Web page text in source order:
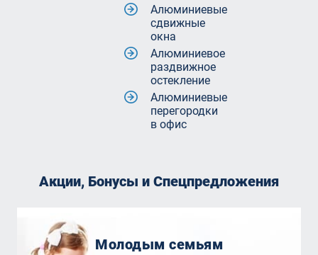
Алюминиевые
сдвижные
окна
Алюминиевое
раздвижное
остекление
Алюминиевые
перегородки
в офис
Акции, Бонусы и Спецпредложения
Молодым семьям